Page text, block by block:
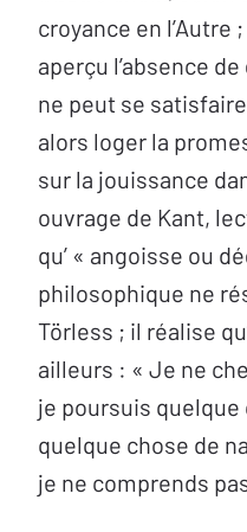
croyance en l’Autre
aperçu l’absence
ne peut se
alors loger la
sur la jouissance
ouvrage de Kant,
qu’ « angoisse ou
philosophique ne
Törless ; il réalise
ailleurs : « Je ne
je poursuis quelque
quelque chose de
je ne comprends